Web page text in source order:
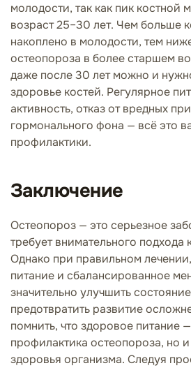
молодости, так как пик костной
возраст 25–30 лет. Чем больше
накоплено в молодости, тем
остеопороза в более старшем
даже после 30 лет можно и
здоровье костей. Регулярное
активность, отказ от вредных
гормонального фона — всё это
профилактики.
Заключение
Остеопороз — это серьезное
требует внимательного
Однако при правильном
питание и сбалансированное
значительно улучшить
предотвратить развитие
помнить, что здоровое питание
профилактика остеопороза, но
здоровья организма. Следуя